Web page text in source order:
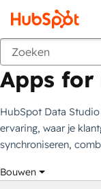
Marktplaats
Apps for
HubSpot Data Studio
ervaring, waar je
synchroniseren,
Bouwen